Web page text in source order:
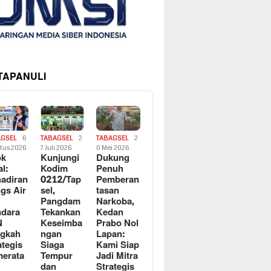
6
2026
Air
TABAGSEL
2
7 Juli 2026
Kunjungi
Kodim
0212/Tap
sel,
Pangdam
Tekankan
Keseimba
ngan
Siaga
Tempur
dan
TABAGSEL
2
0 Mei 2026
Dukung
Penuh
Pemberan
tasan
Narkoba,
Kedan
Prabo Nol
Lapan:
Kami Siap
Jadi Mitra
Strategis